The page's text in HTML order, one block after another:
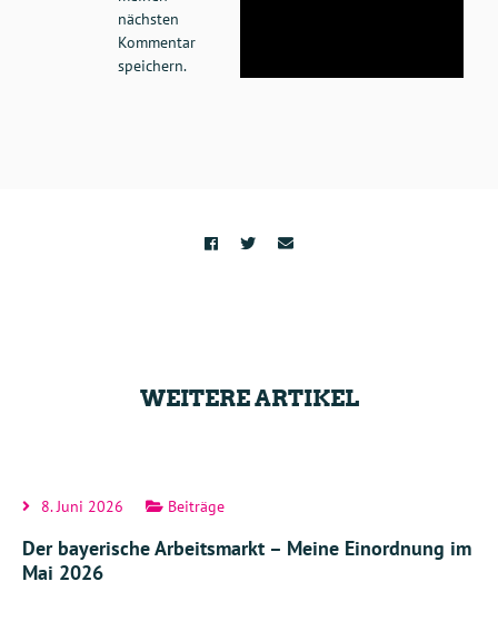
nächsten
Kommentar
speichern.
WEITERE ARTIKEL
8. Juni 2026 Beiträge
Der bayerische Arbeitsmarkt – Meine Einordnung im
Mai 2026